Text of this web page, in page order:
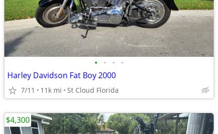
• • • •
Harley Davidson Fat Boy 2000
7/11 11k mi St Cloud Florida
$4,300